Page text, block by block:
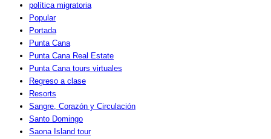
política migratoria
Popular
Portada
Punta Cana
Punta Cana Real Estate
Punta Cana tours virtuales
Regreso a clase
Resorts
Sangre, Corazón y Circulación
Santo Domingo
Saona Island tour